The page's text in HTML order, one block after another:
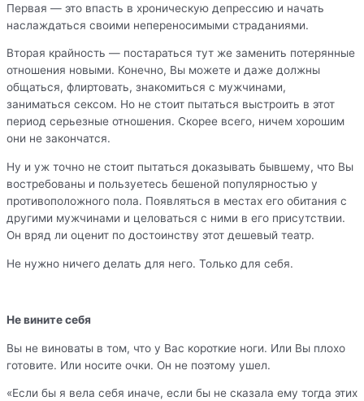
Первая — это впасть в хроническую депрессию и начать
наслаждаться своими непереносимыми страданиями.
Вторая крайность — постараться тут же заменить потерянные
отношения новыми. Конечно, Вы можете и даже должны
общаться, флиртовать, знакомиться с мужчинами,
заниматься сексом. Но не стоит пытаться выстроить в этот
период серьезные отношения. Скорее всего, ничем хорошим
они не закончатся.
Ну и уж точно не стоит пытаться доказывать бывшему, что Вы
востребованы и пользуетесь бешеной популярностью у
противоположного пола. Появляться в местах его обитания с
другими мужчинами и целоваться с ними в его присутствии.
Он вряд ли оценит по достоинству этот дешевый театр.
Не нужно ничего делать для него. Только для себя.
Не вините себя
Вы не виноваты в том, что у Вас короткие ноги. Или Вы плохо
готовите. Или носите очки. Он не поэтому ушел.
«Если бы я вела себя иначе, если бы не сказала ему тогда этих